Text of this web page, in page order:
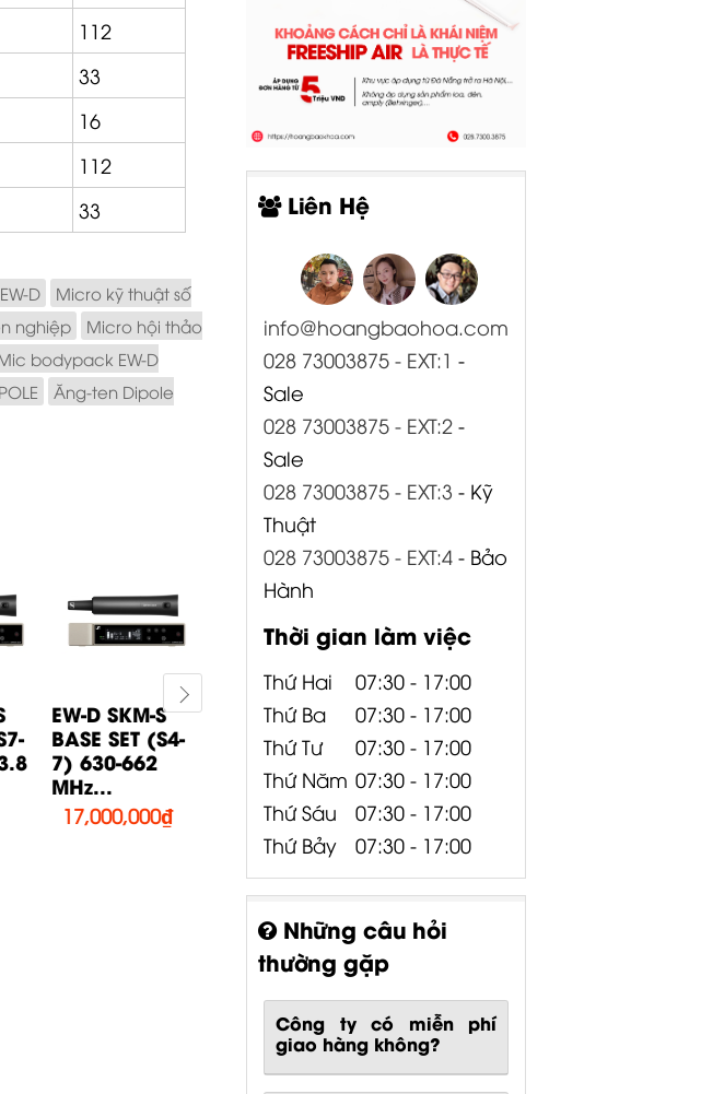
112
33
16
112
33
D
Micro kỹ thuật số
nghiệp
Micro hội thảo
bodypack EW-D
Ăng-ten Dipole
EW-D SKM-S
BASE SET (S4-
7) 630-662
MHz...
17,000,000₫
EW-D SKM
BASE SET (S1-
7) 606.2-662
MHz...
17,000,000₫
EW-D SKM-S
BASE SET (R4-
9) 552-607.8
MHz...
Liên Hệ
info@hoangbaohoa.com
028 73003875 - EXT:1 -
Sale
028 73003875 - EXT:2 -
Sale
028 73003875 - EXT:3 - Kỹ
Thuật
028 73003875 - EXT:4 - Bảo
Hành
Thời gian làm việc
Thứ Hai
07:30 - 17:00
Thứ Ba
07:30 - 17:00
Thứ Tư
07:30 - 17:00
Thứ Năm 07:30 - 17:00
Thứ Sáu
07:30 - 17:00
Thứ Bảy
07:30 - 17:00
Những câu hỏi
thường gặp
Công ty có miễn phí
giao hàng không?